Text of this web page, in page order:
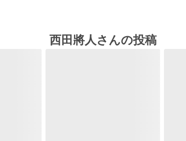
西田將人さんの投稿